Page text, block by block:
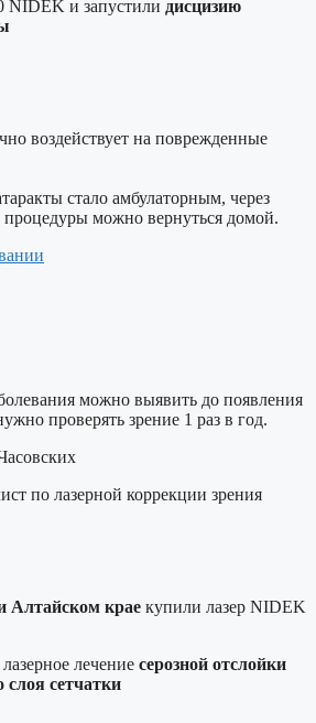
NIDEK и запустили дисцизию
воздействует на поврежденные
стало амбулаторным, через
процедуры можно вернуться домой.
можно выявить до появления
проверять зрение 1 раз в год.
по лазерной коррекции зрения
Алтайском крае купили лазер NIDEK
лечение серозной отслойки
слоя сетчатки